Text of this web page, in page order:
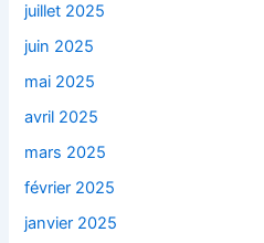
juillet 2025
juin 2025
mai 2025
avril 2025
mars 2025
février 2025
janvier 2025